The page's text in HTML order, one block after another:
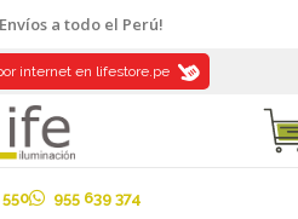
a todo el Perú!
internet en lifestore.pe
955 639 374